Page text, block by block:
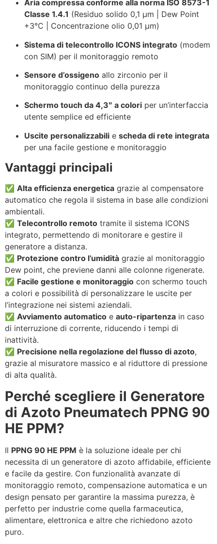
Aria compressa conforme alla norma ISO 8573-1
Classe 1.4.1 (Residuo solido 0,1 µm | Dew Point
+3°C | Concentrazione olio 0,01 µm)
Sistema di telecontrollo ICONS integrato (modem
con SIM) per il monitoraggio remoto
Sensore d’ossigeno allo zirconio per il
monitoraggio continuo della purezza
Schermo touch da 4,3″ a colori per un’interfaccia
utente semplice ed efficiente
Uscite personalizzabili e scheda di rete integrata
per una facile gestione e monitoraggio
Vantaggi principali
✅ Alta efficienza energetica grazie al compensatore
automatico che regola il sistema in base alle condizioni
ambientali.
✅ Telecontrollo remoto tramite il sistema ICONS
integrato, permettendo di monitorare e gestire il
generatore a distanza.
✅ Protezione contro l’umidità grazie al monitoraggio
Dew point, che previene danni alle colonne rigenerate.
✅ Facile gestione e monitoraggio con schermo touch
a colori e possibilità di personalizzare le uscite per
l’integrazione nei sistemi aziendali.
✅ Avviamento automatico e auto-ripartenza in caso
di interruzione di corrente, riducendo i tempi di
inattività.
✅ Precisione nella regolazione del flusso di azoto,
grazie al misuratore massico e al riduttore di pressione
di alta qualità.
Perché scegliere il Generatore
di Azoto Pneumatech PPNG 90
HE PPM?
Il PPNG 90 HE PPM è la soluzione ideale per chi
necessita di un generatore di azoto affidabile, efficiente
e facile da gestire. Con funzionalità avanzate di
monitoraggio remoto, compensazione automatica e un
design pensato per garantire la massima purezza, è
perfetto per industrie come quella farmaceutica,
alimentare, elettronica e altre che richiedono azoto
puro.